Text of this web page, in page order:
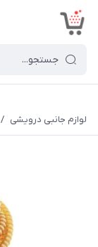
لوازم جانبی درویشی /